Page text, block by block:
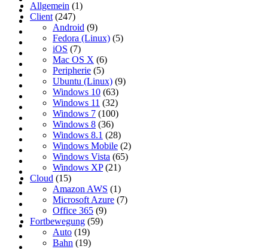
Allgemein (1)
Client (247)
Android (9)
Fedora (Linux) (5)
iOS (7)
Mac OS X (6)
Peripherie (5)
Ubuntu (Linux) (9)
Windows 10 (63)
Windows 11 (32)
Windows 7 (100)
Windows 8 (36)
Windows 8.1 (28)
Windows Mobile (2)
Windows Vista (65)
Windows XP(21)
Cloud (15)
Amazon AWS (1)
Microsoft Azure (7)
Office 365 (9)
Fortbewegung (59)
Auto (19)
Bahn (19)